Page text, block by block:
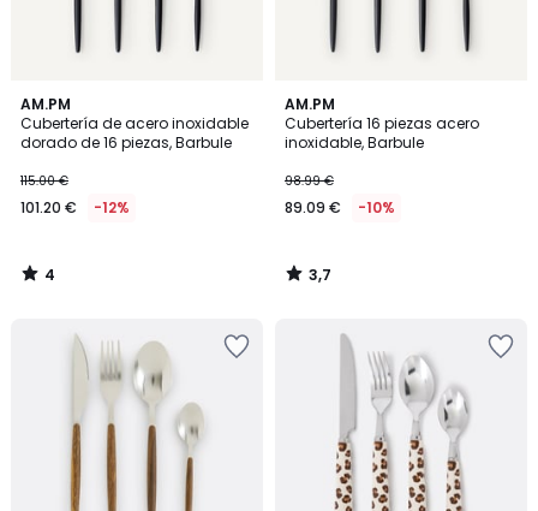
AM.PM
Cubertería de acero inoxidable
dorado de 16 piezas, Barbule
115.00 €
101.20 € -12%
4
/
5
4
/
AM.PM
Cubertería 16 piezas acero
inoxidable, Barbule
98.99 €
89.09 € -10%
3,7
/ 5
3,7
/